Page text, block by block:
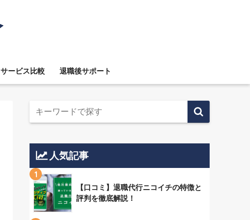
サービス比較 退職後サポート
人気記事
1
【口コミ】退職代行ニコイチの特徴と
評判を徹底解説！